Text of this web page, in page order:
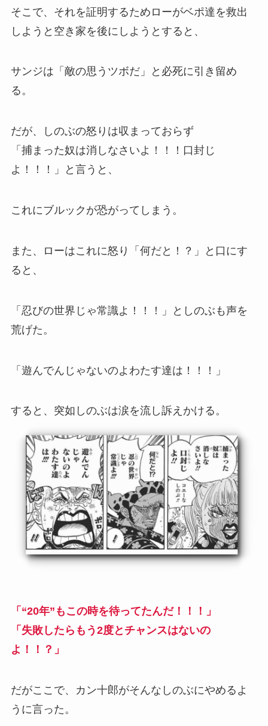
そこで、それを証明するためローがベポ達を救出
しようと空き家を後にしようとすると、
サンジは「敵の思うツボだ」と必死に引き留め
る。
だが、しのぶの怒りは収まっておらず
「捕まった奴は消しなさいよ！！！口封じ
よ！！！」と言うと、
これにブルックが恐がってしまう。
また、ローはこれに怒り「何だと！？」と口にす
ると、
「忍びの世界じゃ常識よ！！！」としのぶも声を
荒げた。
「遊んでんじゃないのよわたす達は！！！」
すると、突如しのぶは涙を流し訴えかける。
「“20年”もこの時を待ってたんだ！！！」
「失敗したらもう2度とチャンスはないの
よ！！？」
だがここで、カン十郎がそんなしのぶにやめるよ
うに言った。